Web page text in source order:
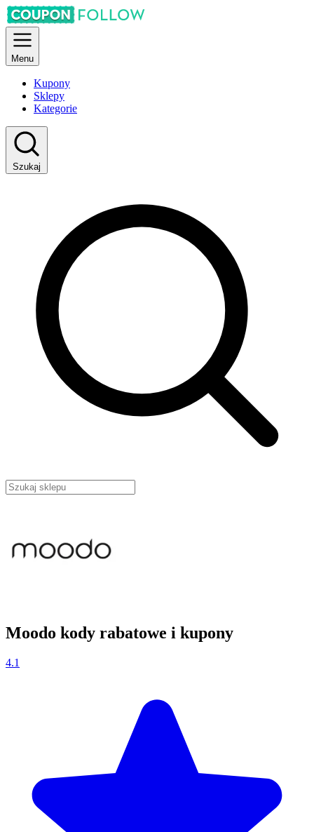
Menu
Kupony
Sklepy
Kategorie
Szukaj
Moodo kody rabatowe i kupony
4.1